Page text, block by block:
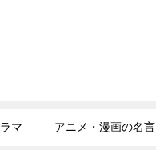
マ アニメ・漫画の名言